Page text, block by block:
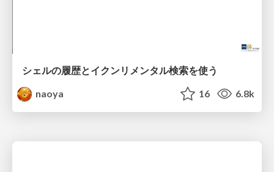
シェルの履歴とイクンリメンタル検索を使う
naoya
16 6.8k